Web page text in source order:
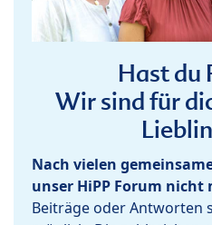
Hast du
Wir sind für
Nach vielen
unser HiPP Forum nicht
Beiträge oder Antworten